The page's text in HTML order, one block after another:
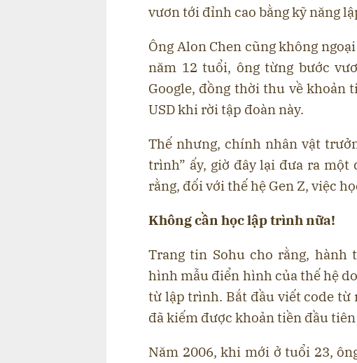
vươn tới đỉnh cao bằng kỹ năng
Ông Alon Chen cũng không
năm 12 tuổi, ông từng bước
Google, đồng thời thu về khoản
USD khi rời tập đoàn này.
Thế nhưng, chính nhân vật
trình” ấy, giờ đây lại đưa ra một
rằng, đối với thế hệ Gen Z, việc
Không cần học lập trình nữa!
Trang tin Sohu cho rằng,
hình mẫu điển hình của thế hệ
từ lập trình. Bắt đầu viết code từ
đã kiếm được khoản tiền đầu
Năm 2006, khi mới ở tuổi 23,